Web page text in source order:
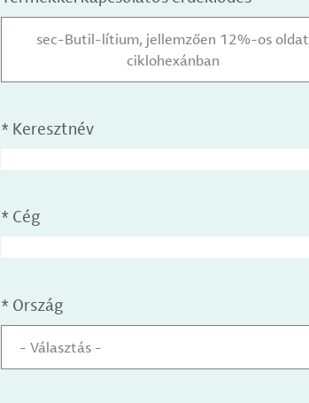
sec-Butil-lítium, jellemzően 12%-os oldat
ciklohexánban
* Keresztnév
* Cég
* Ország
- Választás -